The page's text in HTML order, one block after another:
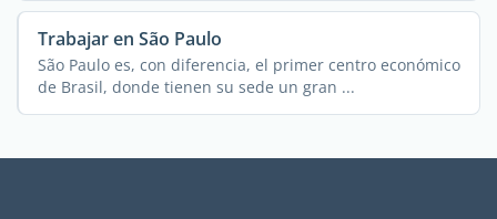
Trabajar en São Paulo
São Paulo es, con diferencia, el primer centro económico
de Brasil, donde tienen su sede un gran ...